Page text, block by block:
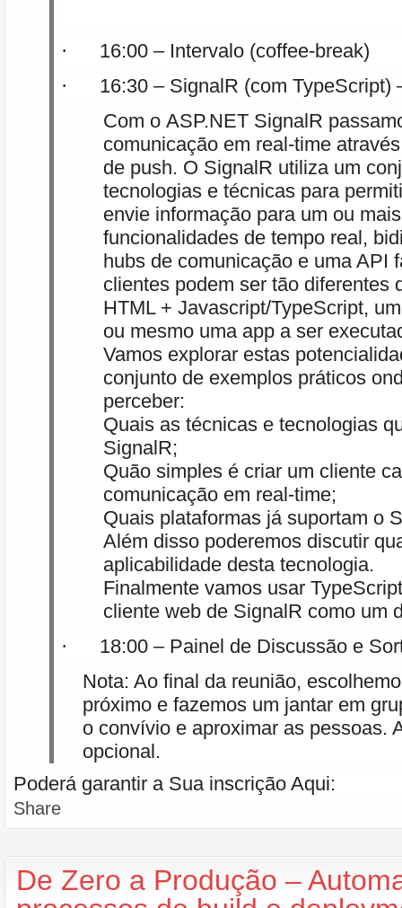
· 16:00 – Intervalo (coffee-break)
·
16:30 – SignalR (com TypeScript)
Com o ASP.NET SignalR
comunicação em real-time
de push. O SignalR utiliza um
tecnologias e técnicas para
envie informação para um ou
funcionalidades de tempo real,
hubs de comunicação e uma API
clientes podem ser tão diferentes
HTML + Javascript/TypeScript,
ou mesmo uma app a ser
Vamos explorar estas
conjunto de exemplos práticos
perceber:
Quais as técnicas e tecnologias
SignalR;
Quão simples é criar um cliente
comunicação em real-time;
Quais plataformas já suportam o
Além disso poderemos discutir
aplicabilidade desta tecnologia.
Finalmente vamos usar
cliente web de SignalR como um
·
18:00 – Painel de Discussão e
Nota: Ao final da reunião,
próximo e fazemos um jantar em
o convívio e aproximar as pessoas.
opcional.
Poderá garantir a Sua inscrição Aqui:
Share
De Zero a Produção –